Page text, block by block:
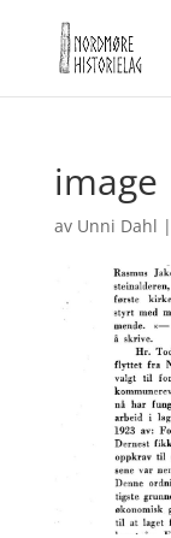
image
av Unni Dahl |